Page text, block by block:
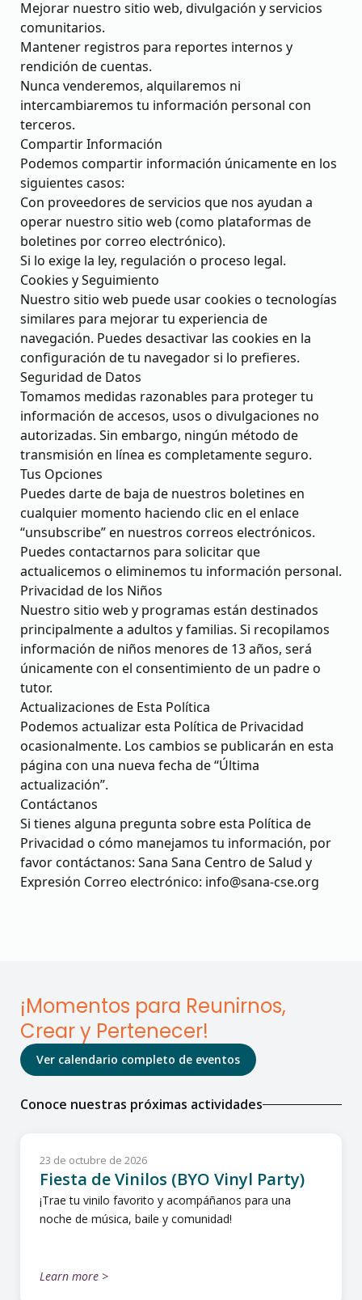
Mejorar nuestro sitio web, divulgación y servicios
comunitarios.
Mantener registros para reportes internos y
rendición de cuentas.
Nunca venderemos, alquilaremos ni
intercambiaremos tu información personal con
terceros.
Compartir Información
Podemos compartir información únicamente en los
siguientes casos:
Con proveedores de servicios que nos ayudan a
operar nuestro sitio web (como plataformas de
boletines por correo electrónico).
Si lo exige la ley, regulación o proceso legal.
Cookies y Seguimiento
Nuestro sitio web puede usar cookies o tecnologías
similares para mejorar tu experiencia de
navegación. Puedes desactivar las cookies en la
configuración de tu navegador si lo prefieres.
Seguridad de Datos
Tomamos medidas razonables para proteger tu
información de accesos, usos o divulgaciones no
autorizadas. Sin embargo, ningún método de
transmisión en línea es completamente seguro.
Tus Opciones
Puedes darte de baja de nuestros boletines en
cualquier momento haciendo clic en el enlace
“unsubscribe” en nuestros correos electrónicos.
Puedes contactarnos para solicitar que
actualicemos o eliminemos tu información personal.
Privacidad de los Niños
Nuestro sitio web y programas están destinados
principalmente a adultos y familias. Si recopilamos
información de niños menores de 13 años, será
únicamente con el consentimiento de un padre o
tutor.
Actualizaciones de Esta Política
Podemos actualizar esta Política de Privacidad
ocasionalmente. Los cambios se publicarán en esta
página con una nueva fecha de “Última
actualización”.
Contáctanos
Si tienes alguna pregunta sobre esta Política de
Privacidad o cómo manejamos tu información, por
favor contáctanos: Sana Sana Centro de Salud y
Expresión Correo electrónico: info@sana-cse.org
¡Momentos para Reunirnos,
Crear y Pertenecer!
Ver calendario completo de eventos
Conoce nuestras próximas actividades
23 de octubre de 2026
Fiesta de Vinilos (BYO Vinyl Party)
¡Trae tu vinilo favorito y acompáñanos para una
noche de música, baile y comunidad!
Learn more >